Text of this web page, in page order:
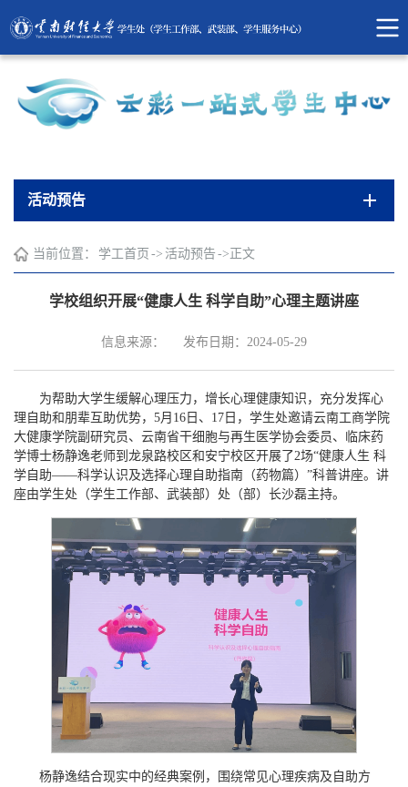
活动预告
当前位置： 学工首页 -> 活动预告 -> 正文
学校组织开展“健康人生 科学自助”心理主题讲座
信息来源： 发布日期：2024-05-29
为帮助大学生缓解心理压力，增长心理健康知识，充分发挥心
理自助和朋辈互助优势，5月16日、17日，学生处邀请云南工商学院
大健康学院副研究员、云南省干细胞与再生医学协会委员、临床药
学博士杨静逸老师到龙泉路校区和安宁校区开展了2场“健康人生 科
学自助——科学认识及选择心理自助指南（药物篇）”科普讲座。讲
座由学生处（学生工作部、武装部）处（部）长沙磊主持。
杨静逸结合现实中的经典案例，围绕常见心理疾病及自助方